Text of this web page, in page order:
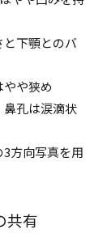
と下顎とのバ
やや狭め
鼻孔は涙滴状
方向写真を用
共有